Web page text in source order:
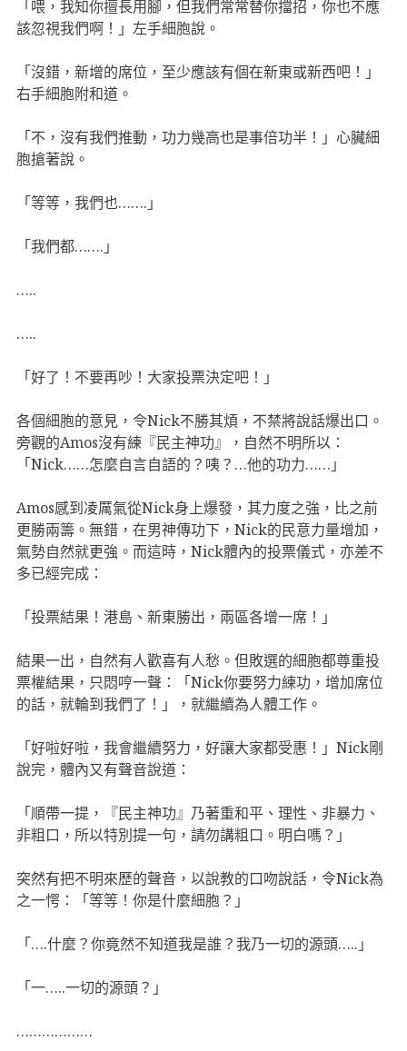
「喂，我知你擅長用腳，但我們常常替你擋招，你也不應
該忽視我們啊！」左手細胞說。
「沒錯，新增的席位，至少應該有個在新東或新西吧！」
右手細胞附和道。
「不，沒有我們推動，功力幾高也是事倍功半！」心臟細
胞搶著說。
「等等，我們也…….」
「我們都…….」
…..
…..
「好了！不要再吵！大家投票決定吧！」
各個細胞的意見，令Nick不勝其煩，不禁將說話爆出口。
旁觀的Amos沒有練『民主神功』，自然不明所以：
「Nick……怎麼自言自語的？咦？…他的功力……」
Amos感到凌厲氣從Nick身上爆發，其力度之強，比之前
更勝兩籌。無錯，在男神傳功下，Nick的民意力量增加，
氣勢自然就更強。而這時，Nick體內的投票儀式，亦差不
多已經完成：
「投票結果！港島、新東勝出，兩區各增一席！」
結果一出，自然有人歡喜有人愁。但敗選的細胞都尊重投
票權結果，只悶哼一聲：「Nick你要努力練功，增加席位
的話，就輪到我們了！」，就繼續為人體工作。
「好啦好啦，我會繼續努力，好讓大家都受惠！」Nick剛
說完，體內又有聲音說道：
「順帶一提，『民主神功』乃著重和平、理性、非暴力、
非粗口，所以特別提一句，請勿講粗口。明白嗎？」
突然有把不明來歷的聲音，以說教的口吻說話，令Nick為
之一愕：「等等！你是什麼細胞？」
「….什麼？你竟然不知道我是誰？我乃一切的源頭…..」
「一…..一切的源頭？」
………………